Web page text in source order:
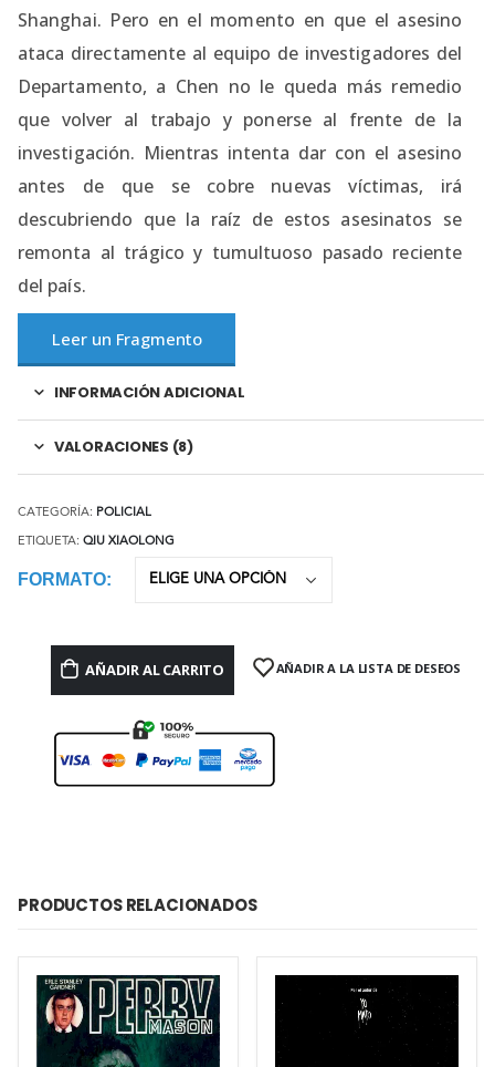
Shanghai. Pero en el momento en que el asesino
ataca directamente al equipo de investigadores del
Departamento, a Chen no le queda más remedio
que volver al trabajo y ponerse al frente de la
investigación. Mientras intenta dar con el asesino
antes de que se cobre nuevas víctimas, irá
descubriendo que la raíz de estos asesinatos se
remonta al trágico y tumultuoso pasado reciente
del país.
Leer un Fragmento
INFORMACIÓN ADICIONAL
VALORACIONES (8)
CATEGORÍA: POLICIAL
ETIQUETA: QIU XIAOLONG
FORMATO
AÑADIR AL CARRITO AÑADIR A LA LISTA DE DESEOS
PRODUCTOS RELACIONADOS